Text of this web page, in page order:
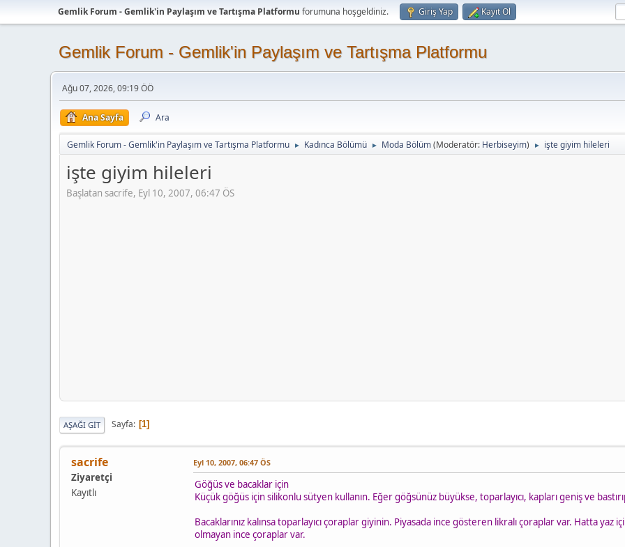
Gemlik Forum - Gemlik'in Paylaşım ve Tartışma Platformu forumuna hoşgeldiniz. Giriş Yap Kayıt Ol
Gemlik Forum - Gemlik'in Paylaşım ve Tartışma Platformu
Ağu 07, 2026, 09:19 ÖÖ
Ana Sayfa Ara
Gemlik Forum - Gemlik'in Paylaşım ve Tartışma Platformu ► Kadınca Bölümü ► Moda Bölüm(Moderatör: Herbiseyim) ► işte giyim hileleri
işte giyim hileleri
Başlatan sacrife, Eyl 10, 2007, 06:47 ÖS
AŞAĞI GIT Sayfa 1
sacrife
Ziyaretçi
Kayıtlı
Eyl 10, 2007, 06:47 ÖS
Göğüs ve bacaklar için
Küçük göğüs için silikonlu sütyen kullanın. Eğer göğsünüz büyükse, toparlayıcı, kapları geniş ve
Bacaklarınız kalınsa toparlayıcı çoraplar giyinin. Piyasada ince gösteren likralı çoraplar var. Hatta yaz
olmayan ince çoraplar var.